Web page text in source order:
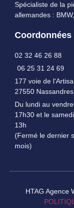
Spécialiste de la
allemandes :
Coordonnées
02 32 46 26 88
06 25 31 24 69
177 voie de
27550
Du lundi au
17h30 et le
13h
(Fermé le dernier
mois)
HTAG Agence